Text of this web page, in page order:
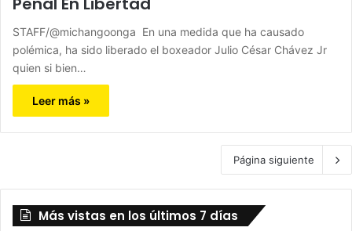
STAFF/@michangoonga En una medida que ha causado
polémica, ha sido liberado el boxeador Julio César Chávez Jr
quien si bien…
Leer más »
Página siguiente
Más vistas en los últimos 7 días